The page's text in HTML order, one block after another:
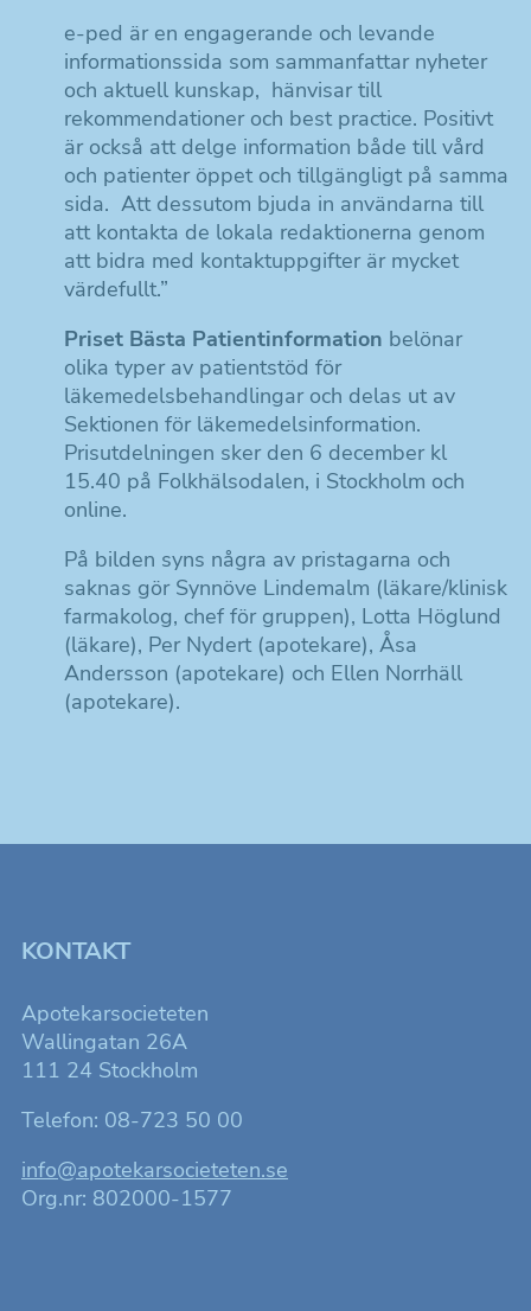
e-ped är en engagerande och levande
informationssida som sammanfattar nyheter
och aktuell kunskap, hänvisar till
rekommendationer och best practice. Positivt
är också att delge information både till vård
och patienter öppet och tillgängligt på samma
sida. Att dessutom bjuda in användarna till
att kontakta de lokala redaktionerna genom
att bidra med kontaktuppgifter är mycket
värdefullt.”
Priset Bästa Patientinformation belönar
olika typer av patientstöd för
läkemedelsbehandlingar och delas ut av
Sektionen för läkemedelsinformation.
Prisutdelningen sker den 6 december kl
15.40 på Folkhälsodalen, i Stockholm och
online.
På bilden syns några av pristagarna och
saknas gör Synnöve Lindemalm (läkare/klinisk
farmakolog, chef för gruppen), Lotta Höglund
(läkare), Per Nydert (apotekare), Åsa
Andersson (apotekare) och Ellen Norrhäll
(apotekare).
KONTAKT
Apotekarsocieteten
Wallingatan 26A
111 24 Stockholm
Telefon: 08-723 50 00
info@apotekarsocieteten.se
Org.nr: 802000-1577